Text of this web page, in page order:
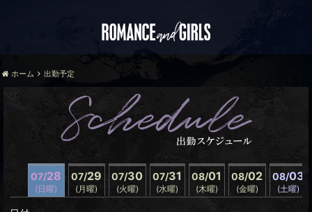
ホーム 出勤予定
07/28
(日曜)
07/29
(月曜)
07/30
(火曜)
07/31
(水曜)
08/01
(木曜)
08/02
(金曜)
08/03
(土曜)